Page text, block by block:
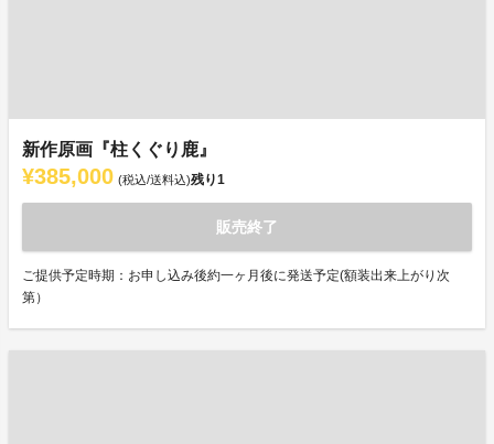
新作原画『柱くぐり鹿』
¥385,000 (税込/送料込)残り1
販売終了
ご提供予定時期：お申し込み後約一ヶ月後に発送予定(額装出来上がり次
第）